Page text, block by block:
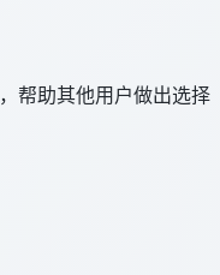
帮助其他用户做出选择